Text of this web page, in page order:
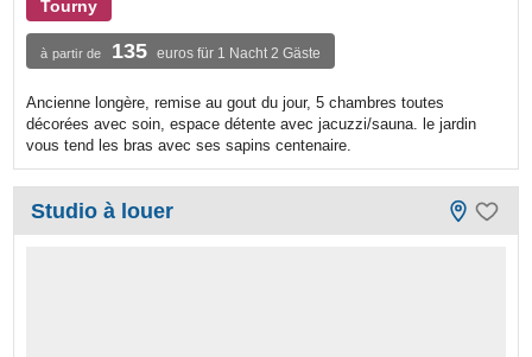
Tourny
à partir de 135 euros für 1 Nacht 2 Gäste
Ancienne longère, remise au gout du jour, 5 chambres toutes
décorées avec soin, espace détente avec jacuzzi/sauna. le jardin
vous tend les bras avec ses sapins centenaire.
Studio à louer